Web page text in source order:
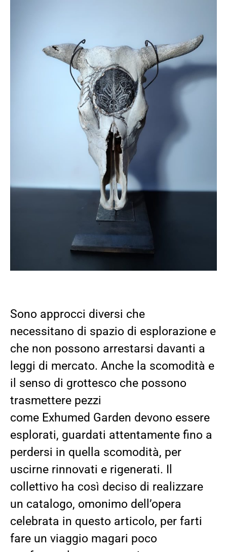
Sono approcci diversi che
necessitano di spazio di esplorazione e
che non possono arrestarsi davanti a
leggi di mercato. Anche la scomodità e
il senso di grottesco che possono
trasmettere pezzi
come Exhumed Garden devono essere
esplorati, guardati attentamente fino a
perdersi in quella scomodità, per
uscirne rinnovati e rigenerati. Il
collettivo ha così deciso di realizzare
un catalogo, omonimo dell’opera
celebrata in questo articolo, per farti
fare un viaggio magari poco